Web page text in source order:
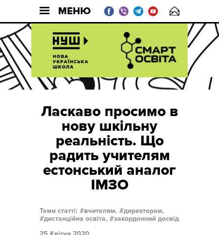
МЕНЮ
Ласкаво просимо в
нову шкільну
реальність. Що
радить учителям
естонський аналог
ІМЗО
Теми статті: вчителям,
директорам,
дистанційна освіта,
закордонний досвід